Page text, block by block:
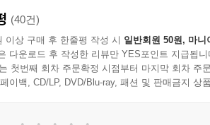
(40건)
이상 구매 후 한줄평 작성 시 일반회원 50원, 마니
다운로드 후 작성한 리뷰만 YES포인트 지급됩니
첫번째 회차 주문확정 시점부터 마지막 회차 주
이백, CD/LP, DVD/Blu-ray, 패션 및 판매금지 상